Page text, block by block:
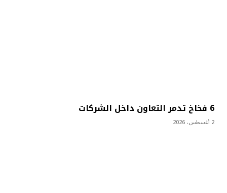
6 فخاخ تدمر التعاون داخل الشركات
2 أغسطس، 2026